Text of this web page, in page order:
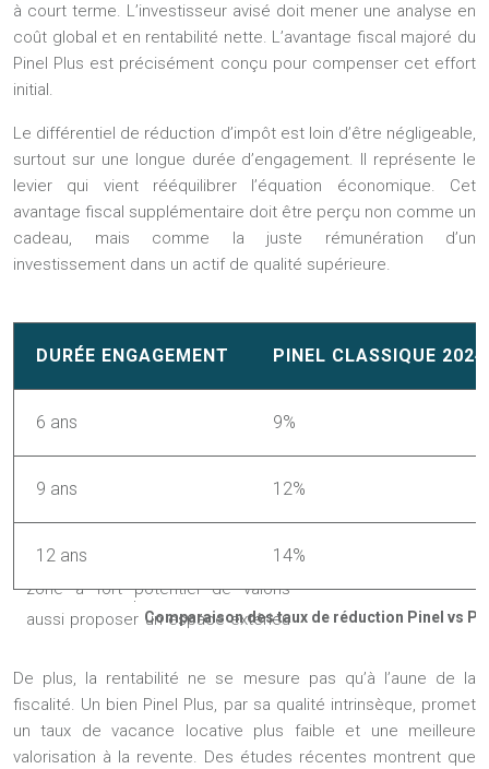
à court terme. L’investisseur avisé doit mener une analyse en
coût global et en rentabilité nette. L’avantage fiscal majoré du
Pinel Plus est précisément conçu pour compenser cet effort
initial.
Le différentiel de réduction d’impôt est loin d’être négligeable,
surtout sur une longue durée d’engagement. Il représente le
levier qui vient rééquilibrer l’équation économique. Cet
avantage fiscal supplémentaire doit être perçu non comme un
cadeau, mais comme la juste rémunération d’un
investissement dans un actif de qualité supérieure.
Comparaison des taux de réduction Pinel vs
DURÉE ENGAGEMENT PINEL CLASSIQUE 2024
6 ans 9%
9 ans 12%
12 ans 14%
De plus, la rentabilité ne se mesure pas qu’à l’aune de la
fiscalité. Un bien Pinel Plus, par sa qualité intrinsèque, promet
un taux de vacance locative plus faible et une meilleure
valorisation à la revente. Des études récentes montrent que